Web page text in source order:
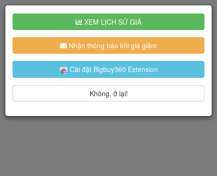
XEM LỊCH SỬ GIÁ
Nhận thông báo khi giá giảm
Cài đặt Bigbuy360 Extension
Không, ở lại!